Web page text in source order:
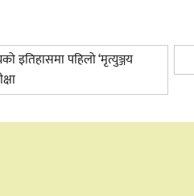
इतिहासमा पहिलो ‘मृत्युञ्जय